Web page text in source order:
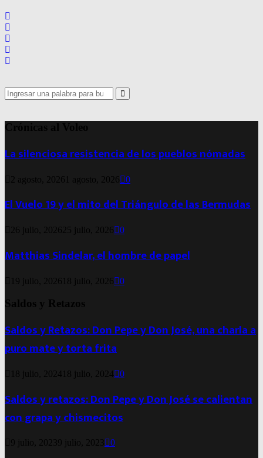
Search
for:
Search
Crónicas al Voleo
La silenciosa resistencia de los pueblos nómadas
2 agosto, 2026 1 agosto, 2026 0
El Vuelo 19 y el mito del Triángulo de las Bermudas
26 julio, 2026 25 julio, 2026 0
Matthias Sindelar, el hombre de papel
19 julio, 2026 18 julio, 2026 0
Saldos y Retazos
Saldos y Retazos: Don Pepe y Don José, una charla a
puro mate y torta frita
18 julio, 2024 18 julio, 2024 0
Saldos y retazos: Don Pepe y Don José se calientan
con grapa y chismecitos
9 julio, 20239 julio, 2023 0